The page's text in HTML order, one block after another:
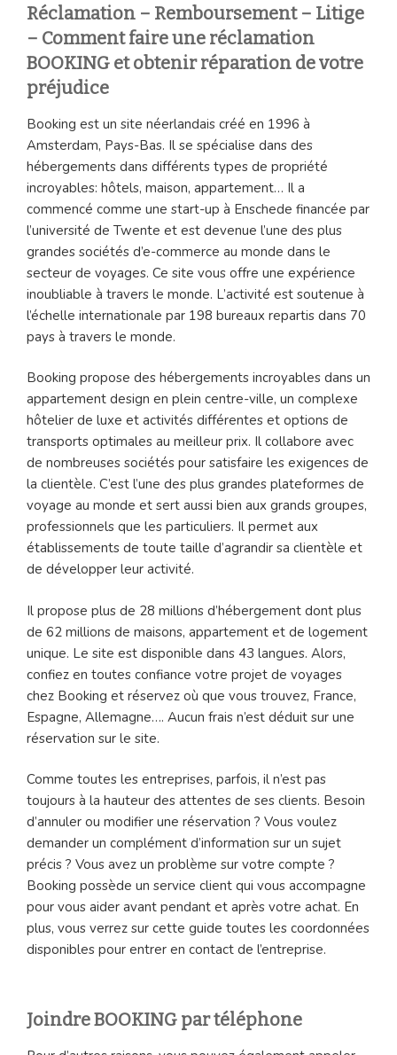
Réclamation – Remboursement – Litige
– Comment faire une réclamation
BOOKING et obtenir réparation de votre
préjudice
Booking est un site néerlandais créé en 1996 à
Amsterdam, Pays-Bas. Il se spécialise dans des
hébergements dans différents types de propriété
incroyables: hôtels, maison, appartement… Il a
commencé comme une start-up à Enschede financée par
l’université de Twente et est devenue l’une des plus
grandes sociétés d’e-commerce au monde dans le
secteur de voyages. Ce site vous offre une expérience
inoubliable à travers le monde. L’activité est soutenue à
l’échelle internationale par 198 bureaux repartis dans 70
pays à travers le monde.
Booking propose des hébergements incroyables dans un
appartement design en plein centre-ville, un complexe
hôtelier de luxe et activités différentes et options de
transports optimales au meilleur prix. Il collabore avec
de nombreuses sociétés pour satisfaire les exigences de
la clientèle. C’est l’une des plus grandes plateformes de
voyage au monde et sert aussi bien aux grands groupes,
professionnels que les particuliers. Il permet aux
établissements de toute taille d’agrandir sa clientèle et
de développer leur activité.
Il propose plus de 28 millions d’hébergement dont plus
de 62 millions de maisons, appartement et de logement
unique. Le site est disponible dans 43 langues. Alors,
confiez en toutes confiance votre projet de voyages
chez Booking et réservez où que vous trouvez, France,
Espagne, Allemagne…. Aucun frais n’est déduit sur une
réservation sur le site.
Comme toutes les entreprises, parfois, il n’est pas
toujours à la hauteur des attentes de ses clients. Besoin
d’annuler ou modifier une réservation ? Vous voulez
demander un complément d’information sur un sujet
précis ? Vous avez un problème sur votre compte ?
Booking possède un service client qui vous accompagne
pour vous aider avant pendant et après votre achat. En
plus, vous verrez sur cette guide toutes les coordonnées
disponibles pour entrer en contact de l’entreprise.
Joindre BOOKING par téléphone